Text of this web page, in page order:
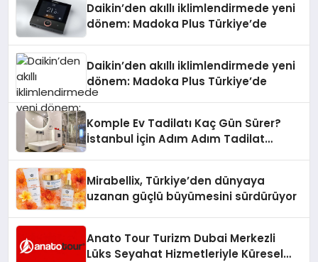
Daikin’den akıllı iklimlendirmede yeni
dönem: Madoka Plus Türkiye’de
Daikin’den akıllı iklimlendirmede yeni
dönem: Madoka Plus Türkiye’de
Komple Ev Tadilatı Kaç Gün Sürer?
İstanbul İçin Adım Adım Tadilat
Mirabellix, Türkiye’den dünyaya
uzanan güçlü büyümesini sürdürüyor
Anato Tour Turizm Dubai Merkezli
Lüks Seyahat Hizmetleriyle Küresel